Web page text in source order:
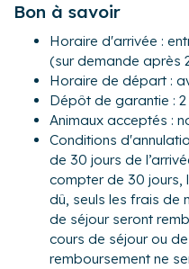
- Une chambre avec un lit
(séparé par une porte)
- Un WC séparé
Extérieur
- Un balcon longeant
fort de cet appartement
véritable espace de vie,
à la mer dans un
Les toits de la ville et les
complètent la carte
Le Quartier
Bon à savoir
Horaire d'arrivée :
(sur demande après
Horaire de départ :
Dépôt de garantie :
Animaux acceptés :
Conditions
de 30 jours de
compter de 30 jours,
dû, seuls les frais de
de séjour seront
cours de séjour ou
remboursement ne